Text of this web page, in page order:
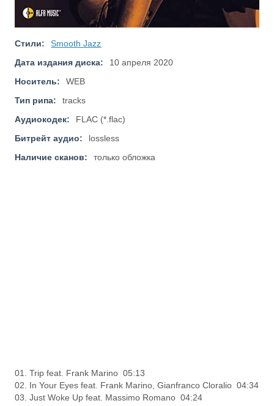
Стили:
Smooth Jazz
Дата издания диска:
10 апреля 2020
Носитель:
WEB
Тип рипа:
tracks
Аудиокодек:
FLAC (*.flac)
Битрейт аудио:
lossless
Наличие сканов:
только обложка
01. Trip feat. Frank Marino 05:13
02. In Your Eyes feat. Frank Marino, Gianfranco Cloralio 04:34
03. Just Woke Up feat. Massimo Romano 04:24